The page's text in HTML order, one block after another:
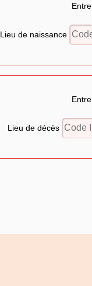
Entre
Lieu de naissance
Entre
Lieu de décès